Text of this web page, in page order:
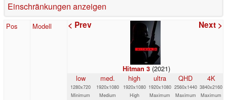
Einschränkungen anzeigen
Pos Modell < Prev Next >
Hitman 3(2021)
low
1280x720
Minimum
med.
1920x1080
Medium
high
1920x1080
High
ultra
1920x1080
Maximum
QHD
2560x1440
Maximum
4K
3840x2160
Maximum